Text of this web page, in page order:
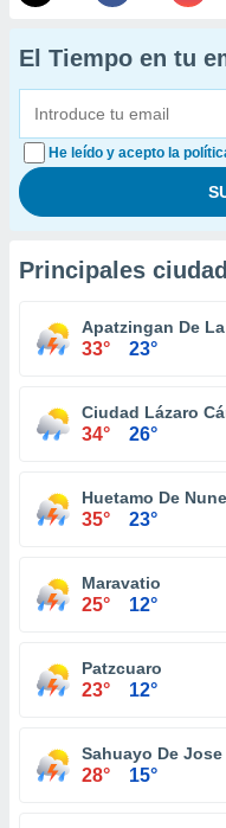
El Tiempo en tu
He leído y acepto la
Principales
Apatzingan De
33° 23°
Ciudad Lázaro
34° 26°
Huetamo De
35° 23°
Maravatio
25° 12°
Patzcuaro
23° 12°
Sahuayo De
28° 15°